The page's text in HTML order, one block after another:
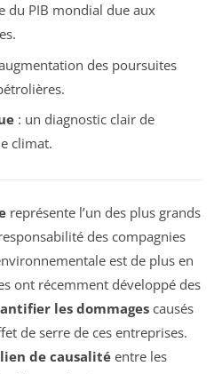
du PIB mondial due aux
des poursuites
: un diagnostic clair de
climat.
représente l’un des plus grands
des compagnies
est de plus en
ont récemment développé des
les dommages causés
de serre de ces entreprises.
lien de causalité entre les